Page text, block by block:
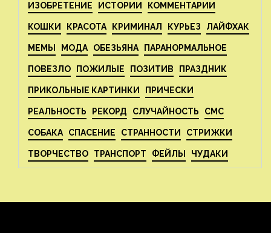
ИЗОБРЕТЕНИЕ ИСТОРИИ КОММЕНТАРИИ
КОШКИ КРАСОТА КРИМИНАЛ КУРЬЕЗ ЛАЙФХАК
МЕМЫ МОДА ОБЕЗЬЯНА ПАРАНОРМАЛЬНОЕ
ПОВЕЗЛО ПОЖИЛЫЕ ПОЗИТИВ ПРАЗДНИК
ПРИКОЛЬНЫЕ КАРТИНКИ ПРИЧЕСКИ
РЕАЛЬНОСТЬ РЕКОРД СЛУЧАЙНОСТЬ СМС
СОБАКА СПАСЕНИЕ СТРАННОСТИ СТРИЖКИ
ТВОРЧЕСТВО ТРАНСПОРТ ФЕЙЛЫ ЧУДАКИ